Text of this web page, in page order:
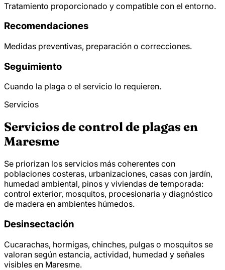
Tratamiento proporcionado y compatible con el entorno.
Recomendaciones
Medidas preventivas, preparación o correcciones.
Seguimiento
Cuando la plaga o el servicio lo requieren.
Servicios
Servicios de control de plagas en
Maresme
Se priorizan los servicios más coherentes con
poblaciones costeras, urbanizaciones, casas con jardín,
humedad ambiental, pinos y viviendas de temporada:
control exterior, mosquitos, procesionaria y diagnóstico
de madera en ambientes húmedos.
Desinsectación
Cucarachas, hormigas, chinches, pulgas o mosquitos se
valoran según estancia, actividad, humedad y señales
visibles en Maresme.